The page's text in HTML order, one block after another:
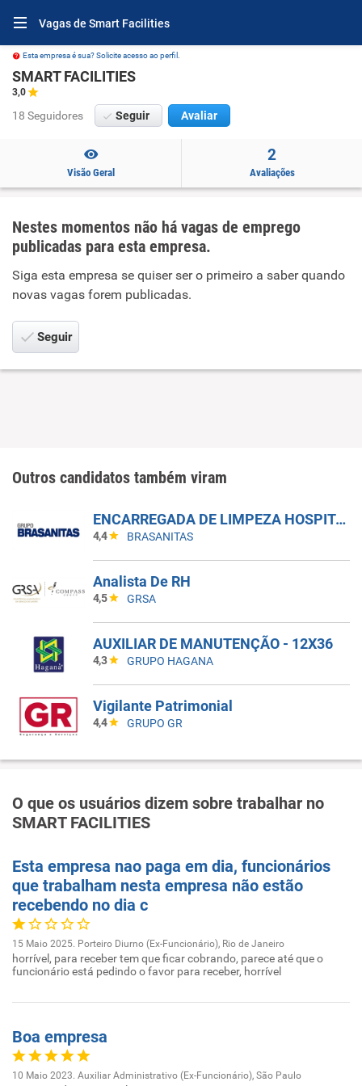
Vagas de Smart Facilities
Esta empresa é sua? Solicite acesso ao perfil.
SMART FACILITIES
3,0
18 Seguidores Seguir Avaliar
Visão Geral
2
Avaliações
Nestes momentos não há vagas de emprego
publicadas para esta empresa.
Siga esta empresa se quiser ser o primeiro a saber quando
novas vagas forem publicadas.
Seguir
Outros candidatos também viram
ENCARREGADA DE LIMPEZA HOSPITALAR NOTURNO ZONA LESTE
4,4 BRASANITAS
Analista De RH
4,5 GRSA
AUXILIAR DE MANUTENÇÃO - 12X36
4,3 GRUPO HAGANA
Vigilante Patrimonial
4,4 GRUPO GR
O que os usuários dizem sobre trabalhar no
SMART FACILITIES
Esta empresa nao paga em dia, funcionários
que trabalham nesta empresa não estão
recebendo no dia c
15 Maio 2025. Porteiro Diurno (Ex-Funcionário), Rio de Janeiro
horrível, para receber tem que ficar cobrando, parece até que o
funcionário está pedindo o favor para receber, horrível
Boa empresa
10 Maio 2023. Auxiliar Administrativo (Ex-Funcionário), São Paulo